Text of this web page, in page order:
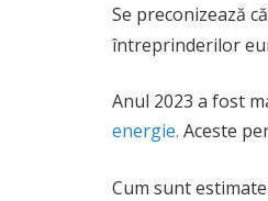
Se preconizează
întreprinderilor
Anul 2023 a fost
energie. Aceste
Cum sunt